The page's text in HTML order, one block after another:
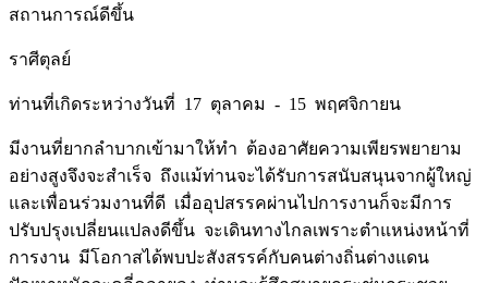
สถานการณ์ดีขึ้น
ราศีตุลย์
ท่านที่เกิดระหว่างวันที่ 17 ตุลาคม - 15 พฤศจิกายน
มีงานที่ยากลำบากเข้ามาให้ทำ ต้องอาศัยความเพียรพยายาม
อย่างสูงจึงจะสำเร็จ ถึงแม้ท่านจะได้รับการสนับสนุนจากผู้ใหญ่
และเพื่อนร่วมงานที่ดี เมื่ออุปสรรคผ่านไปการงานก็จะมีการ
ปรับปรุงเปลี่ยนแปลงดีขึ้น จะเดินทางไกลเพราะตำแหน่งหน้าที่
การงาน มีโอกาสได้พบปะสังสรรค์กับคนต่างถิ่นต่างแดน